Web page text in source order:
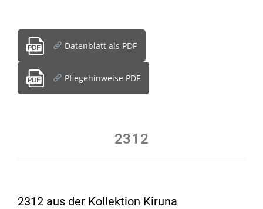
Datenblatt als PDF
Pflegehinweise PDF
2312
2312 aus der Kollektion Kiruna